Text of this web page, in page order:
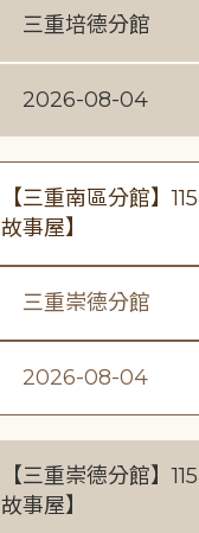
三重培德分館
2026-08-04
【三重南區分館】
故事屋】
三重崇德分館
2026-08-04
【三重崇德分館】
故事屋】